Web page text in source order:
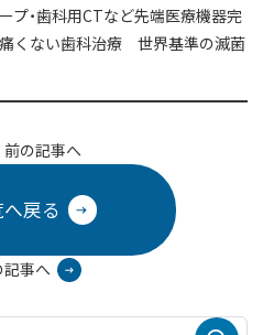
プ・歯科用CTなど先端医療機器完
くない歯科治療 世界基準の滅菌
前の記事へ
戻る
事へ